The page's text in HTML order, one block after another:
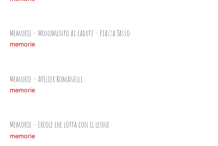
Memorie – Monumento ai caduti – Piazza Tasso
memorie
Memorie – Atelier Romanelli
memorie
Memorie – Ercole che lotta con il leone
memorie